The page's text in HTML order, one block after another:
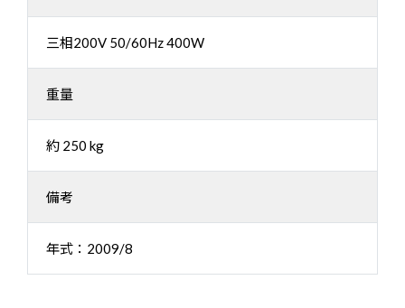
三相200V 50/60Hz 400W
重量
約 250 kg
備考
年式：2009/8